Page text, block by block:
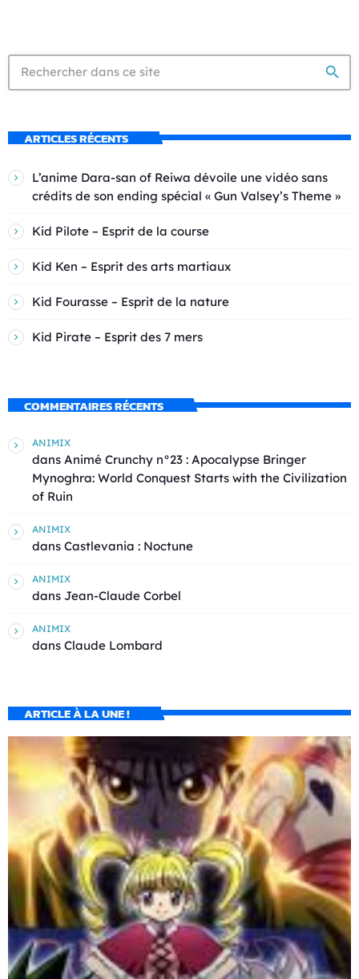
search
ARTICLES RÉCENTS
L’anime Dara-san of Reiwa dévoile une vidéo sans
crédits de son ending spécial « Gun Valsey’s Theme »
Kid Pilote – Esprit de la course
Kid Ken – Esprit des arts martiaux
Kid Fourasse – Esprit de la nature
Kid Pirate – Esprit des 7 mers
COMMENTAIRES RÉCENTS
ANIMIX
dans Animé Crunchy n°23 : Apocalypse Bringer
Mynoghra: World Conquest Starts with the Civilization
of Ruin
ANIMIX
dans Castlevania : Noctune
ANIMIX
dans Jean-Claude Corbel
ANIMIX
dans Claude Lombard
ARTICLE À LA UNE !